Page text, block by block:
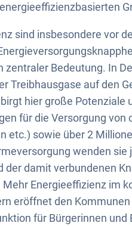
sind insbesondere vor
Bedeutung. In
Treibhausgase auf den
hier große Potenziale
für die Versorgung von
etc.) sowie über 2
wenden
damit verbundenen
Energieeffizienz im
eröffnet den
für Bürgerinnen und